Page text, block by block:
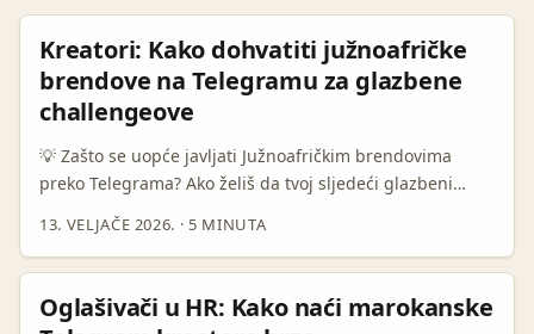
Kreatori: Kako dohvatiti južnoafričke
brendove na Telegramu za glazbene
challengeove
💡 Zašto se uopće javljati Južnoafričkim brendovima
preko Telegrama? Ako želiš da tvoj sljedeći glazbeni
challenge dobije međunarodni štih — Južna Afrika je
odlična meta: vibrantna scena, brendovi koji love afričke
trendove i publika koja se brzo pali na ritmove. Problem?
Kako doći do ljudi zaduženih za marketing u tim
kompanijama, pogotovo kad su tradicionalni mailovi i
13. VELJAČE 2026. · 5 MINUTA
Oglašivači u HR: Kako naći marokanske